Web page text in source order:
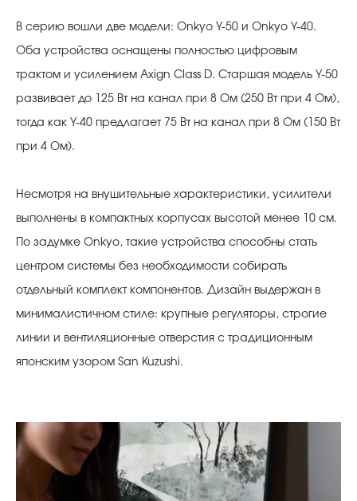
В серию вошли две модели: Onkyo Y-50 и Onkyo Y-40.
Оба устройства оснащены полностью цифровым
трактом и усилением Axign Class D. Старшая модель Y-50
развивает до 125 Вт на канал при 8 Ом (250 Вт при 4 Ом),
тогда как Y-40 предлагает 75 Вт на канал при 8 Ом (150 Вт
при 4 Ом).
Несмотря на внушительные характеристики, усилители
выполнены в компактных корпусах высотой менее 10 см.
По задумке Onkyo, такие устройства способны стать
центром системы без необходимости собирать
отдельный комплект компонентов. Дизайн выдержан в
минималистичном стиле: крупные регуляторы, строгие
линии и вентиляционные отверстия с традиционным
японским узором San Kuzushi.